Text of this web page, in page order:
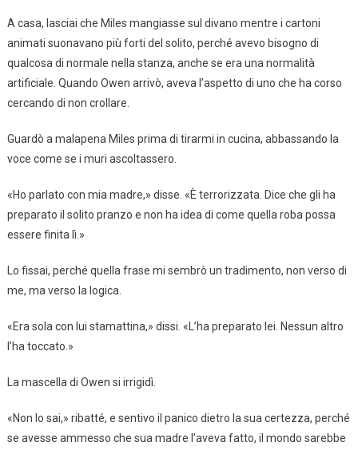
A casa, lasciai che Miles mangiasse sul divano mentre i cartoni
animati suonavano più forti del solito, perché avevo bisogno di
qualcosa di normale nella stanza, anche se era una normalità
artificiale. Quando Owen arrivò, aveva l’aspetto di uno che ha corso
cercando di non crollare.
Guardò a malapena Miles prima di tirarmi in cucina, abbassando la
voce come se i muri ascoltassero.
«Ho parlato con mia madre,» disse. «È terrorizzata. Dice che gli ha
preparato il solito pranzo e non ha idea di come quella roba possa
essere finita lì.»
Lo fissai, perché quella frase mi sembrò un tradimento, non verso di
me, ma verso la logica.
«Era sola con lui stamattina,» dissi. «L’ha preparato lei. Nessun altro
l’ha toccato.»
La mascella di Owen si irrigidì.
«Non lo sai,» ribatté, e sentivo il panico dietro la sua certezza, perché
se avesse ammesso che sua madre l’aveva fatto, il mondo sarebbe